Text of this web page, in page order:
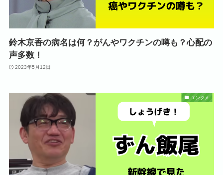
鈴木京香の病名は何？がんやワクチンの噂も？心配の
声多数！
2023年5月12日
エンタメ